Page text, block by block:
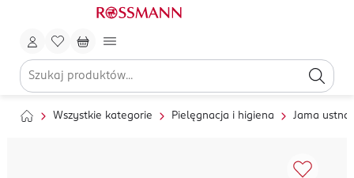
Wszystkie kategorie Pielęgnacja i higiena Jama ustna